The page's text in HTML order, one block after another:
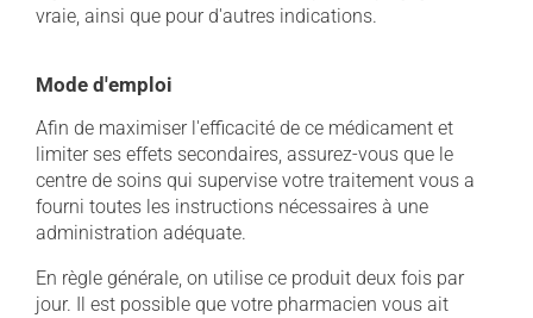
vraie, ainsi que pour d'autres indications.
Mode d'emploi
Afin de maximiser l'efficacité de ce médicament et
limiter ses effets secondaires, assurez-vous que le
centre de soins qui supervise votre traitement vous a
fourni toutes les instructions nécessaires à une
administration adéquate.
En règle générale, on utilise ce produit deux fois par
jour. Il est possible que votre pharmacien vous ait